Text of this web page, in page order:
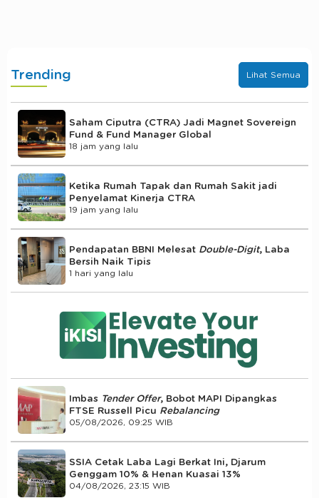
Trending Lihat Semua
Saham Ciputra (CTRA) Jadi Magnet Sovereign
Fund & Fund Manager Global
18 jam yang lalu
Ketika Rumah Tapak dan Rumah Sakit jadi
Penyelamat Kinerja CTRA
19 jam yang lalu
Pendapatan BBNI Melesat Double-Digit, Laba
Bersih Naik Tipis
1 hari yang lalu
Imbas Tender Offer, Bobot MAPI Dipangkas
FTSE Russell Picu Rebalancing
05/08/2026, 09:25 WIB
SSIA Cetak Laba Lagi Berkat Ini, Djarum
Genggam 10% & Henan Kuasai 13%
04/08/2026, 23:15 WIB